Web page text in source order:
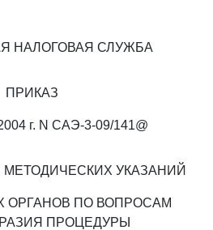
НАЛОГОВАЯ СЛУЖБА
ПРИКАЗ
г. N САЭ-3-09/141@
УКАЗАНИЙ
ОРГАНОВ ПО ВОПРОСАМ
ПРОЦЕДУРЫ